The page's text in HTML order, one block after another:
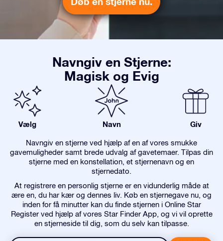
Navngiv en Stjerne:
Magisk og Evig
Vælg Navn Giv
Navngiv en stjerne ved hjælp af en af vores smukke
gavemuligheder samt brede udvalg af gavetemaer. Tilpas din
stjerne med en konstellation, et stjernenavn og en
stjernedato.
At registrere en personlig stjerne er en vidunderlig måde at
ære en, du har kær og dennes liv. Køb en stjernegave nu, og
inden for få minutter kan du finde stjernen i Online Star
Register ved hjælp af vores Star Finder App, og vi vil oprette
en stjerneside til dig, som du selv kan tilpasse.